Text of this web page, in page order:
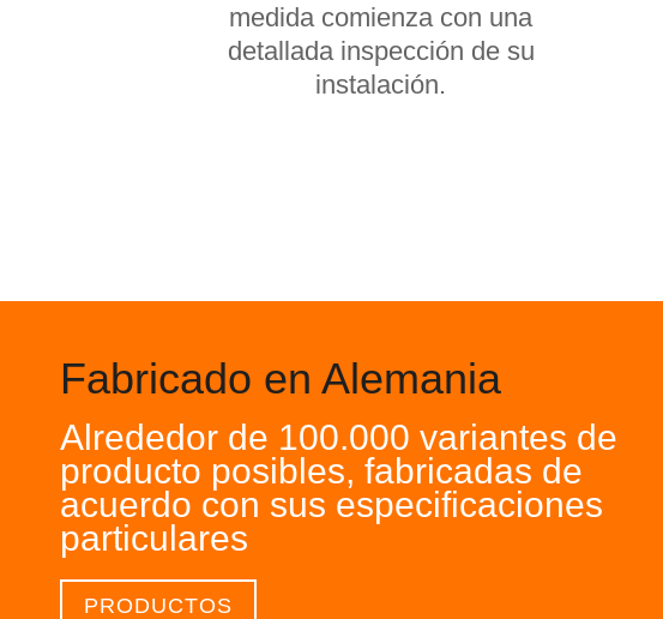
medida comienza con una
detallada inspección de su
instalación.
Fabricado en Alemania
Alrededor de 100.000 variantes de
producto posibles, fabricadas de
acuerdo con sus especificaciones
particulares
PRODUCTOS